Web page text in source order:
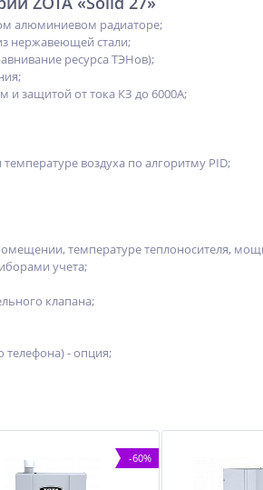
алюминиевом радиаторе;
нержавеющей стали;
ресурса ТЭНов);
и защитой от тока КЗ до 6000А;
воздуха по алгоритму PID;
температуре теплоносителя,
учета;
клапана;
телефона) - опция;
-60%